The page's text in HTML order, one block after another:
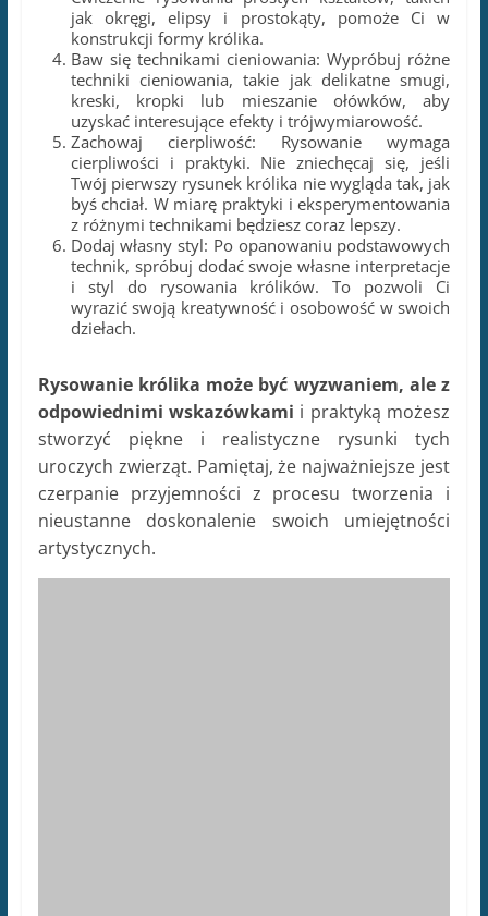
i styl do rysowania królików. To pozwoli Ci
wyrazić swoją kreatywność i osobowość w swoich
dziełach.
Rysowanie królika może być wyzwaniem, ale z
odpowiednimi wskazówkamii praktyką możesz
stworzyć piękne i realistyczne rysunki tych
uroczych zwierząt. Pamiętaj, że najważniejsze jest
czerpanie przyjemności z procesu tworzenia i
nieustanne doskonalenie swoich umiejętności
artystycznych.